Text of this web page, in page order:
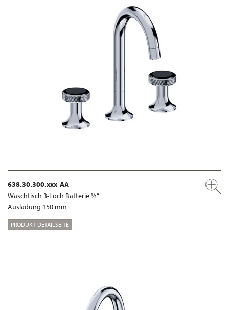
638.30.300.xxx-AA
Waschtisch 3-Loch Batterie ½“
Ausladung 150 mm
PRODUKT-DETAILSEITE